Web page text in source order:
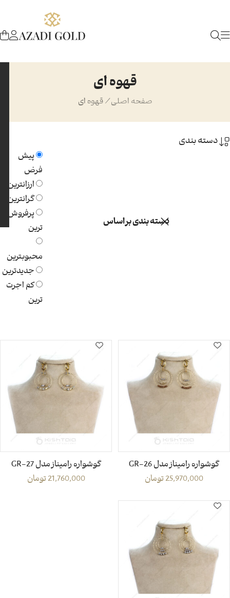
قهوه ای
صفحه اصلی / قهوه ای
دسته بندی
دسته بندی بر اساس
پیش
فرض
ارزانترین
گرانترین
پرفروش
ترین
محبوبترین
جدیدترین
کم اجرت
ترین
گوشواره رامیناز مدل GR-26
25,970,000تومان
گوشواره رامیناز مدل GR-27
21,760,000تومان